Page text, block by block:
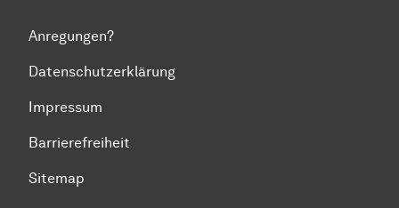
Anregungen?
Datenschutzerklärung
Impressum
Barrierefreiheit
Sitemap